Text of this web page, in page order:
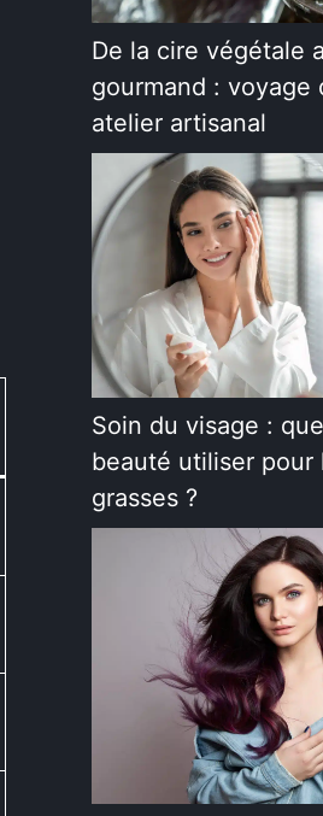
De la cire végétale
gourmand : voyage
atelier artisanal
Soin du visage :
beauté utiliser pour
grasses ?